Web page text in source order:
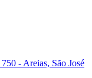
- Areias, São José